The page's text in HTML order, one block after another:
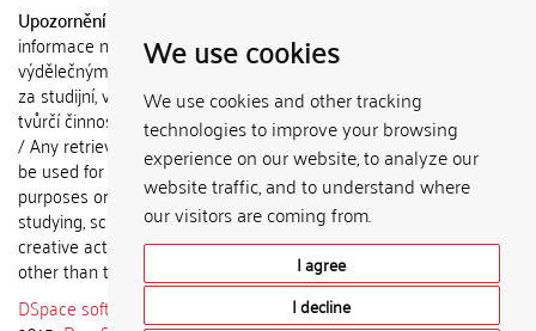
We use cookies
We use cookies and other tracking
technologies to improve your browsing
experience on our website, to analyze our
website traffic, and to understand where
our visitors are coming from.
I agree
I decline
Upozornění / Notice:
informace nemohou být použity k
výdělečným účelům nebo vydávány
za studijní, vědeckou nebo jinou
tvůrčí činnost jiné osoby než autora.
/ Any retrieved information shall not
be used for any commercial
purposes or claimed as results of
studying, scientific or any other
creative activities of any person
other than the author.
DSpace software